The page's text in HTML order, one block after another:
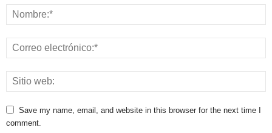
Save my name, email, and website in this browser for the next time I
comment.